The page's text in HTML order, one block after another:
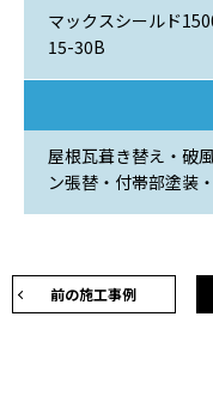
マックスシールド
15-30B
屋根瓦葺き替え・破
ン張替・付帯部塗装
前の施工事例